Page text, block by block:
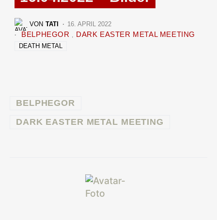
VON TATI 16. APRIL 2022
BELPHEGOR DARK EASTER METAL MEETING
DEATH METAL
BELPHEGOR
DARK EASTER METAL MEETING